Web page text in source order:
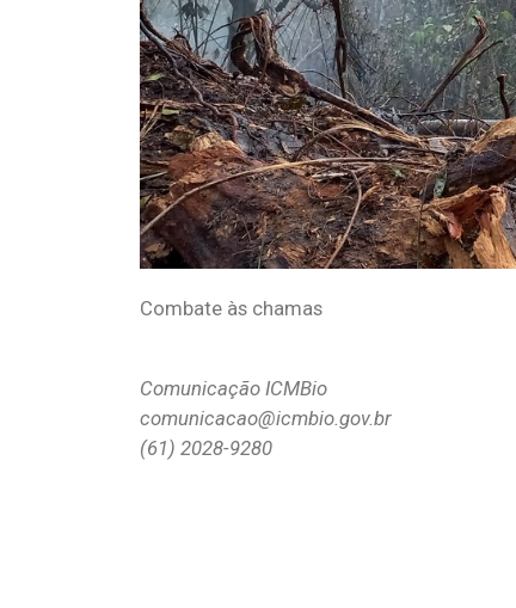
Combate às chamas
Comunicação ICMBio
comunicacao@icmbio.gov.br
(61) 2028-9280